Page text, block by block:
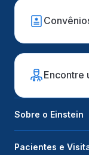
Encontre
Sobre o Einstein
Pacientes e